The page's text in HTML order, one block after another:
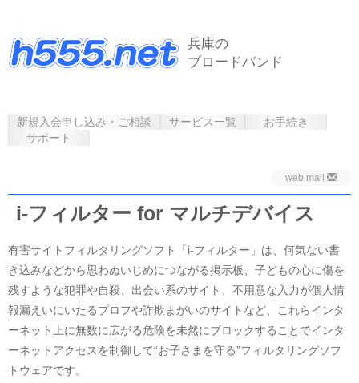
兵庫の
ブロードバンド
新規入会申し込み・ご相談 サービス一覧
お手続き
サポート
web mail
i-フィルター for マルチデバイス
有害サイトフィルタリングソフト「i-フィルター」は、何気ない書
き込みなどから思わぬいじめにつながる掲示板、子どもの心に傷を
残すような犯罪や自殺、出会い系のサイト、不用意な入力が個人情
報漏えいにいたるプロフや詐欺まがいのサイトなど、これらインタ
ーネット上に無数に広がる危険を未然にブロックすることでインタ
ーネットアクセスを制御して“お子さまを守る”フィルタリングソフ
トウェアです。